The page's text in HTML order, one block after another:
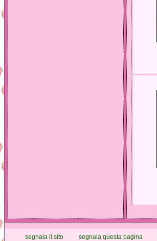
segnala il sito segnala questa pagina